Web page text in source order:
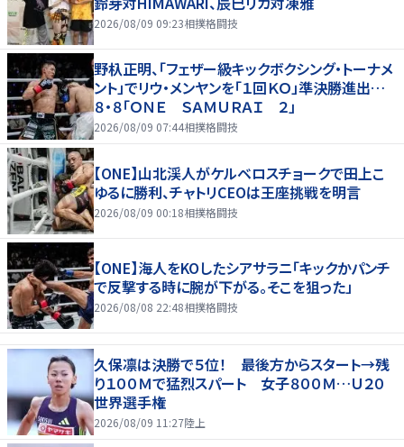
2026/08/09 09:23相撲格闘技
野杁正明、「フェザー級キックボクシング・トーナメ
ント」でリウ・メンヤンを「１回ＫＯ」準決勝進出…
８・８「ＯＮＥ ＳＡＭＵＲＡＩ ２」
2026/08/09 07:44相撲格闘技
【ONE】山北渓人がケルベロスチョークで田上こ
ゆるに勝利、チャトリCEOは王座挑戦を明言
2026/08/09 00:18相撲格闘技
【ONE】海人をKOしたシアサラニ「キックかパンチ
で反撃する時に腕が下がる。そこを狙った」
2026/08/08 22:48相撲格闘技
久保凛は決勝で５位！ 最後方からスタート→残
り１００Ｍで猛烈スパート 女子８００Ｍ…Ｕ２０
世界選手権
2026/08/09 11:27陸上